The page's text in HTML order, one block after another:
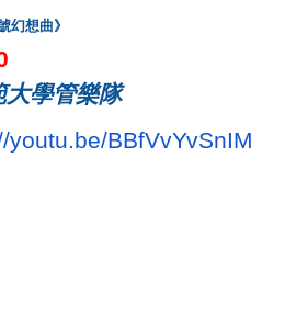
幻想曲》
大學管樂隊
youtu.be/BBfVvYvSnIM